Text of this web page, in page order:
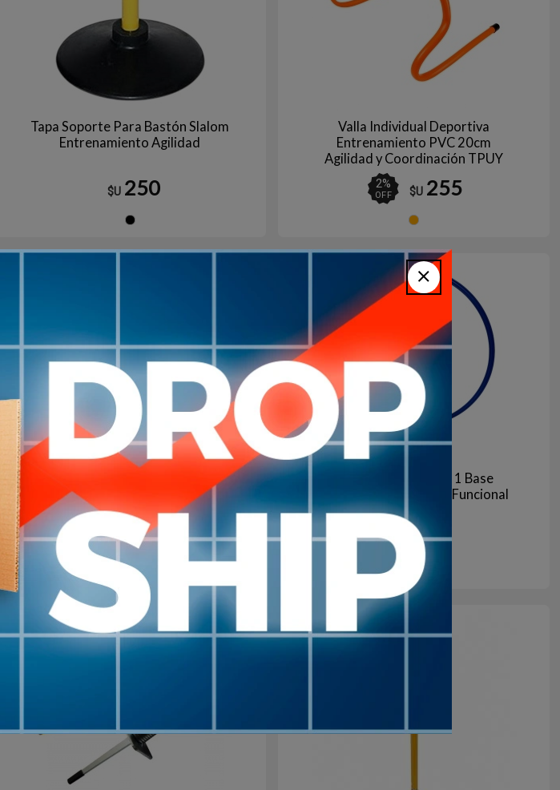
Tapa Soporte Para Bastón Slalom
Entrenamiento Agilidad
$U 250
Valla Individual Deportiva
Entrenamiento PVC 20cm
Agilidad y Coordinación TPUY
2%
OFF $U 255
Pincho Resorte Baston Slalom
Entrenamiento Dribling
$U 300
Agotado | sin fecha de arribo
Aún no está disponible
Kit 1 Aro 50cm Mas 1 Base
Entrenamiento Futbol Funcional
$U 329
Agotado | sin fecha de arribo
Aún no está disponible